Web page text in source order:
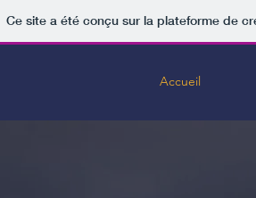
Ce site a été conçu sur la plateforme de
Accueil